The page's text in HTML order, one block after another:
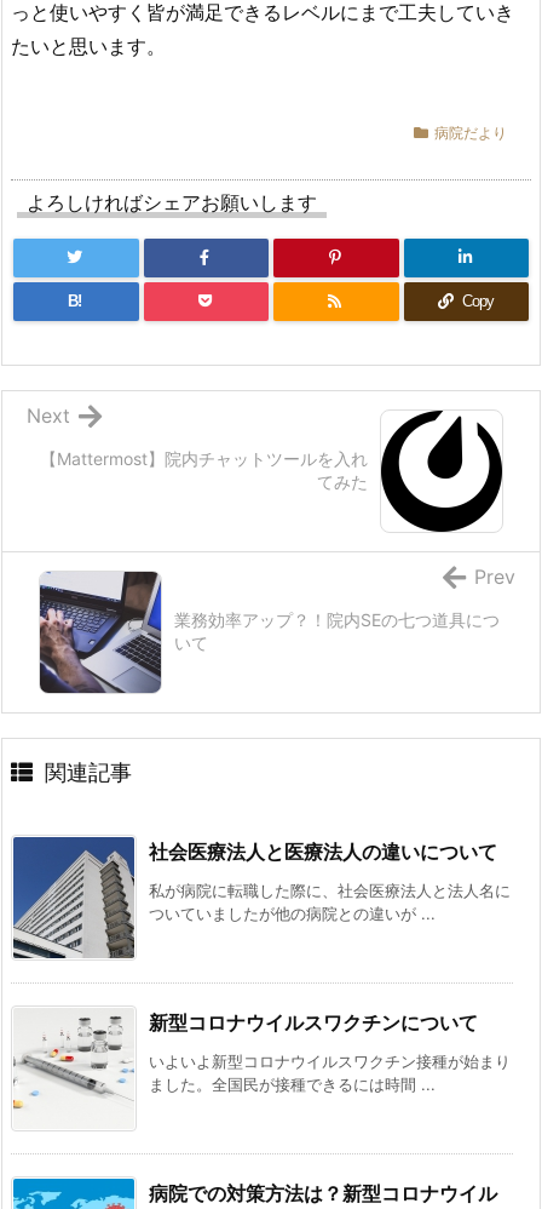
っと使いやすく皆が満足できるレベルにまで工夫していき
たいと思います。
病院だより
よろしければシェアお願いします
B! Copy
【Mattermost】院内チャットツールを入れ
てみた
Next
業務効率アップ？！院内SEの七つ道具につ
いて
Prev
関連記事
社会医療法人と医療法人の違いについて
私が病院に転職した際に、社会医療法人と法人名に
ついていましたが他の病院との違いが ...
新型コロナウイルスワクチンについて
いよいよ新型コロナウイルスワクチン接種が始まり
ました。全国民が接種できるには時間 ...
病院での対策方法は？新型コロナウイル